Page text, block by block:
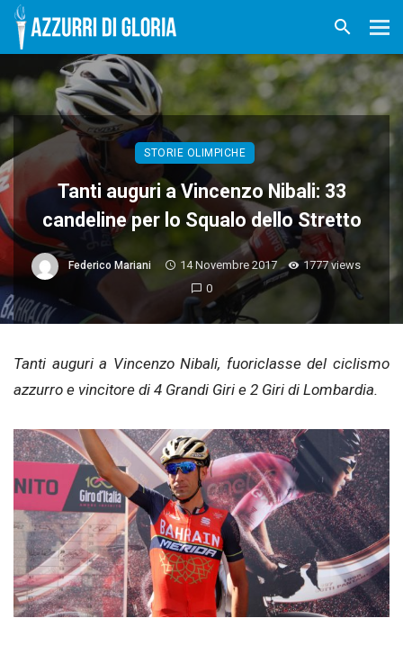
STORIE OLIMPICHE
Tanti auguri a Vincenzo Nibali: 33
candeline per lo Squalo dello Stretto
Federico Mariani 14 Novembre 2017
1777 views
0
Tanti auguri a Vincenzo Nibali, fuoriclasse del ciclismo
azzurro e vincitore di 4 Grandi Giri e 2 Giri di Lombardia.